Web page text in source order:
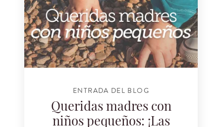
ENTRADA DEL BLOG
Queridas madres con
niños pequeños: ¡Las